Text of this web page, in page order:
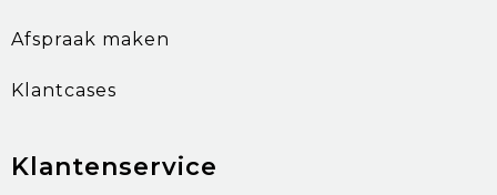
Afspraak maken
Klantcases
Klantenservice